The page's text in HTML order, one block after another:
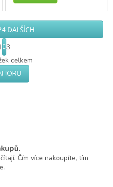
O
v
l
á
v
k
y
DALŠÍCH
S
t
r
á
n
k
3
celkem
Čím více nakoupíte, tím